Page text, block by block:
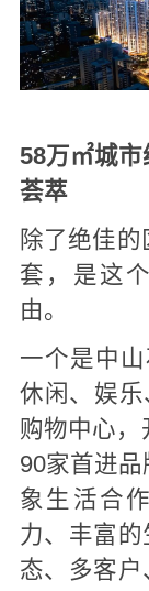
58万㎡城市
荟萃
除了绝佳
套，是这
由。
一个是中
休闲、娱乐
购物中心，
90家首进
象生活合
力、丰富的
态、多客户